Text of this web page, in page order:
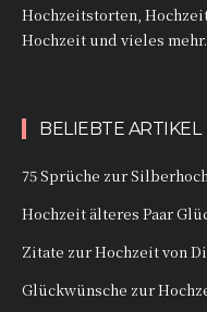
Hochzeitstorten,
Hochzeit und vieles
BELIEBTE ARTIKEL
75 Sprüche zur
Hochzeit älteres Paar
Zitate zur Hochzeit von
Glückwünsche zur